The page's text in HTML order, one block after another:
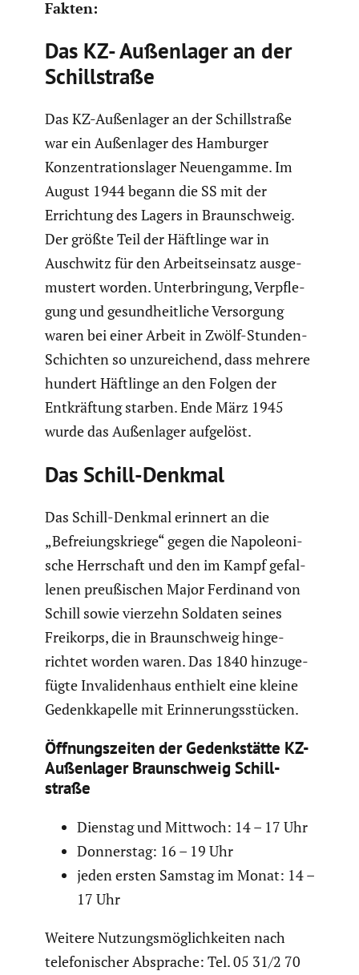
Fakten:
Das KZ- Außen­lager an der
Schill­straße
Das KZ-Außen­lager an der Schill­straße
war ein Außen­lager des Hamburger
Konzen­tra­ti­ons­lager Neuen­gamme. Im
August 1944 begann die SS mit der
Errich­tung des Lagers in Braun­schweig.
Der größte Teil der Häftlinge war in
Auschwitz für den Arbeits­ein­satz ausge­
mus­tert worden. Unter­brin­gung, Verpfle­
gung und gesund­heit­liche Versor­gung
waren bei einer Arbeit in Zwölf-Stunden-
Schichten so unzurei­chend, dass mehrere
hundert Häftlinge an den Folgen der
Entkräf­tung starben. Ende März 1945
wurde das Außen­lager aufgelöst.
Das Schill-Denkmal
Das Schill-Denkmal erinnert an die
„Befrei­ungs­kriege“ gegen die Napoleo­ni­
sche Herrschaft und den im Kampf gefal­
lenen preußi­schen Major Ferdinand von
Schill sowie vierzehn Soldaten seines
Freikorps, die in Braun­schweig hinge­
richtet worden waren. Das 1840 hinzu­ge­
fügte Invali­den­haus enthielt eine kleine
Gedenk­ka­pelle mit Erinne­rungs­stü­cken.
Öffnungs­zeiten der Gedenk­stätte KZ-
Außen­lager Braun­schweig Schill­
straße
Dienstag und Mittwoch: 14 – 17 Uhr
Donnerstag: 16 – 19 Uhr
jeden ersten Samstag im Monat: 14 –
17 Uhr
Weitere Nutzungs­mög­lich­keiten nach
telefo­ni­scher Absprache: Tel. 05 31/2 70